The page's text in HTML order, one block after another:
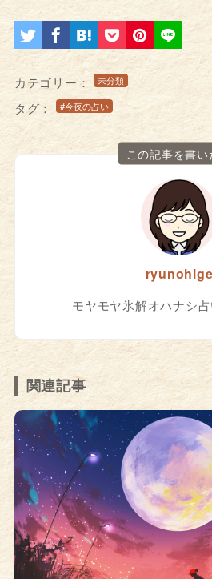
カテゴリー： 未分類
タグ： #今夜の占い
この記事を書い
ryunohige
モヤモヤ氷解オハナシ占
関連記事